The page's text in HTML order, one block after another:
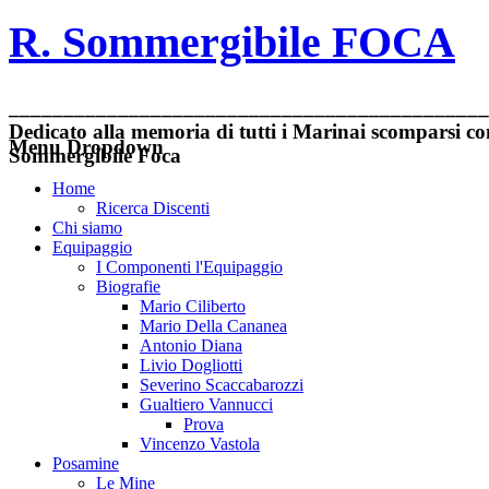
R. Sommergibile FOCA
Dedicato alla memoria di tutti i Marinai scomparsi
Sommergibile Foca
Menu Dropdown
Home
Ricerca Discenti
Chi siamo
Equipaggio
I Componenti l'Equipaggio
Biografie
Mario Ciliberto
Mario Della Cananea
Antonio Diana
Livio Dogliotti
Severino Scaccabarozzi
Gualtiero Vannucci
Prova
Vincenzo Vastola
Posamine
Le Mine